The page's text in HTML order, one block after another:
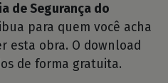
de Segurança do
para quem você acha
esta obra. O download
de forma gratuita.